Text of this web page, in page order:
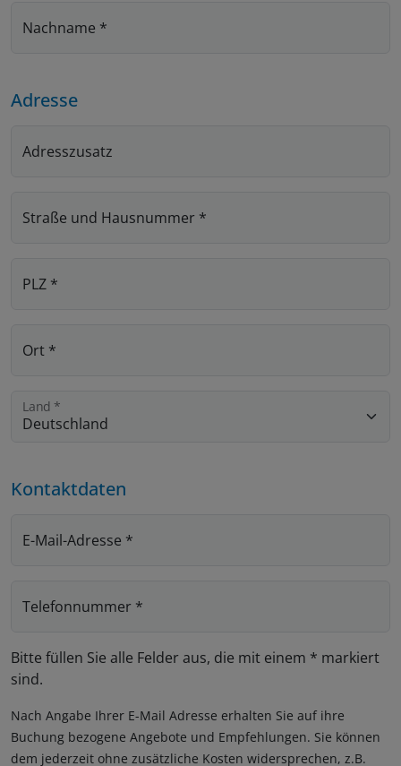
Nachname *
Adresse
Adresszusatz
Straße und Hausnummer *
PLZ *
Ort *
Land *
Kontaktdaten
E-Mail-Adresse *
Telefonnummer *
Bitte füllen Sie alle Felder aus, die mit einem * markiert
sind.
Nach Angabe Ihrer E-Mail Adresse erhalten Sie auf ihre
Buchung bezogene Angebote und Empfehlungen. Sie können
dem jederzeit ohne zusätzliche Kosten widersprechen, z.B.